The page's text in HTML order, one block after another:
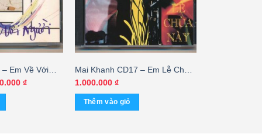
Em Về Với
BÌA
₫Giá
Mai Khanh CD17 – Em Lễ Chùa
Này – Lệ Thu (Technidisc)
KGTUS
1.000.000 ₫
Thêm vào giỏ